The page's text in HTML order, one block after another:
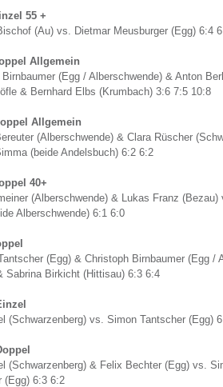
55 +
(Au) vs. Dietmar Meusburger (Egg) 6:4
Allgemein
(Egg / Alberschwende) & Anton
& Bernhard Elbs (Krumbach) 3:6 7:5 10:8
Allgemein
(Alberschwende) & Clara Rüscher
(beide Andelsbuch) 6:2 6:2
40+
(Alberschwende) & Lukas Franz
Alberschwende) 6:1 6:0
(Egg) & Christoph Birnbaumer (Egg /
Sabrina Birkicht (Hittisau) 6:3 6:4
(Schwarzenberg) vs. Simon Tantscher (Egg)
(Schwarzenberg) & Felix Bechter (Egg) vs.
(Egg) 6:3 6:2